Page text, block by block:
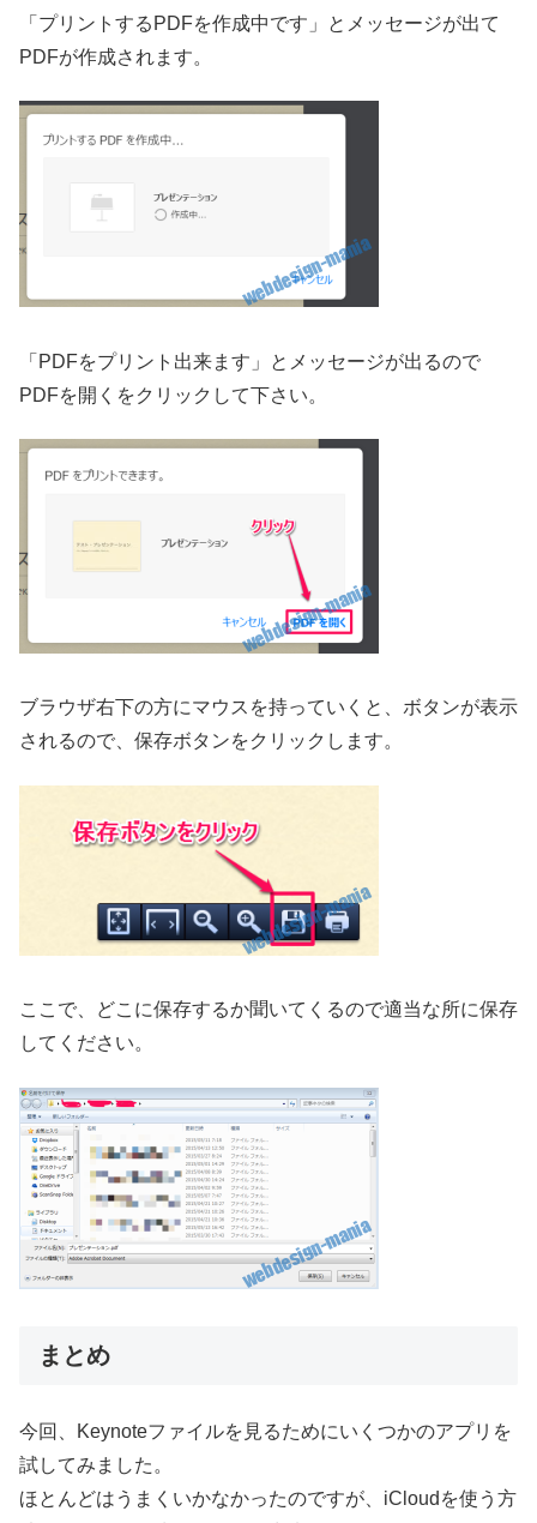
「プリントするPDFを作成中です」とメッセージが出て
PDFが作成されます。
「PDFをプリント出来ます」とメッセージが出るので
PDFを開くをクリックして下さい。
ブラウザ右下の方にマウスを持っていくと、ボタンが表示
されるので、保存ボタンをクリックします。
ここで、どこに保存するか聞いてくるので適当な所に保存
してください。
まとめ
今回、Keynoteファイルを見るためにいくつかのアプリを
試してみました。
ほとんどはうまくいかなかったのですが、iCloudを使う方